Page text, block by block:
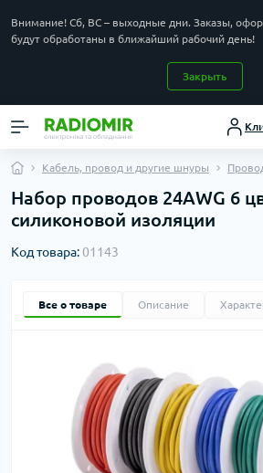
Внимание! Сб, ВС – выходные дни. Заказы,
будут обработаны в ближайший рабочий день!
Закрыть
Кабель, провод и другие шнуры
Набор проводов 24AWG 6
силиконовой изоляции
Код товара:01143
Все о товаре Описание